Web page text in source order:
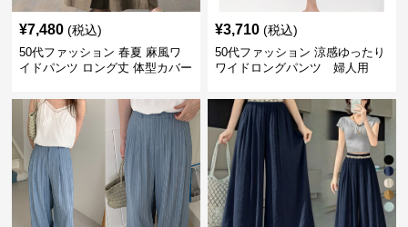
¥7,480 (税込)
50代ファッション 春夏 麻風ワ
イドパンツ ロング丈 体型カバー
¥3,710 (税込)
50代ファッション 涼感ゆったり
ワイドロングパンツ 婦人用